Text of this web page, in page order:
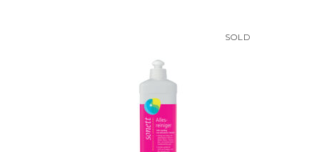
SOLD